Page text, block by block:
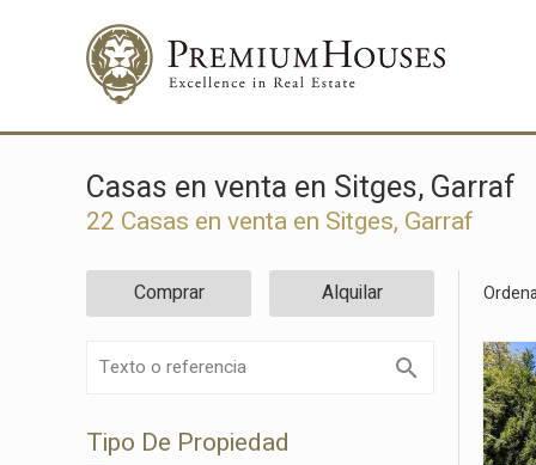
Casas en venta en Sitges, Garraf
22 Casas en venta en Sitges, Garraf
Comprar Alquilar
Tipo De Propiedad